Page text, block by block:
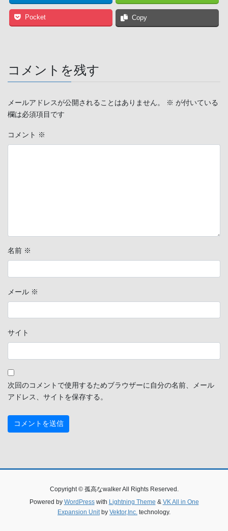
Pocket Copy
コメントを残す
メールアドレスが公開されることはありません。 ※ が付いている
欄は必須項目です
コメント ※
名前 ※
メール ※
サイト
次回のコメントで使用するためブラウザーに自分の名前、メール
アドレス、サイトを保存する。
Copyright © 孤高なwalker All Rights Reserved.
Powered by WordPresswith Lightning Theme & VK All in One
Expansion Unit by Vektor,Inc. technology.